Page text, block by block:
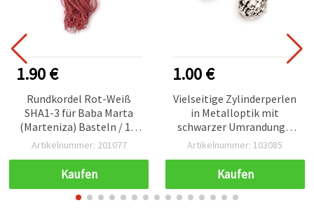
1.90 €
Rundkordel Rot-Weiß
SHA1-3 für Baba Marta
(Marteniza) Basteln / 1,5
mm – 50 Meter
Artikelnummer: 201077
Kaufen
1.00 €
Vielseitige Zylinderperlen
in Metalloptik mit
schwarzer Umrandung –
silberfarben, 7 x 7,5 mm,
(20 g) – ideal für
Schmuckherstellung,
Perlenfädeln & DIY-
Artikelnummer: 103085
Kaufen